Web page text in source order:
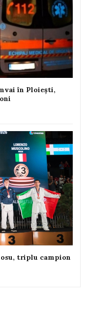
în Ploiești,
triplu campion